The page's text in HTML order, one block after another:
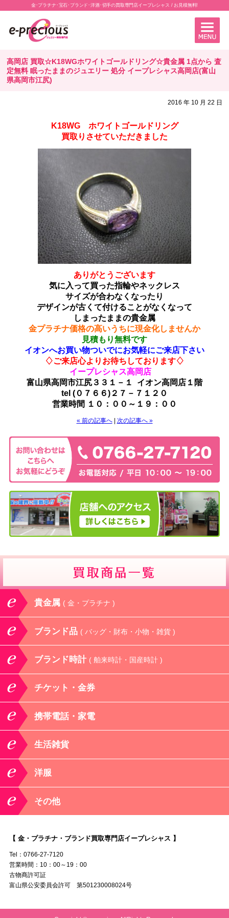
金･プラチナ･宝石･ブランド･洋酒･切手の買取専門店イープレシャス / お見積無料!
高岡店 買取☆K18WGホワイトゴールドリング☆貴金属 1点から 査
定無料 眠ったままのジュエリー 処分 イープレシャス高岡店(富山
県高岡市江尻)
2016 年 10 月 22 日
K18WG ホワイトゴールドリング
買取りさせていただきました
ありがとうございます
気に入って買った指輪やネックレス
サイズが合わなくなったり
デザインが古くて付けることがなくなって
しまったままの貴金属
金プラチナ価格の高いうちに現金化しませんか
見積もり無料です
イオンへお買い物ついでにお気軽にご来店下さい
♢ご来店心よりお待ちしております♢
イープレシャス高岡店
富山県高岡市江尻３３１－１ イオン高岡店１階
tel (０７６６)２７－７１２０
営業時間 １０：００～１９：００
« 前の記事へ| 次の記事へ »
貴金属 ( 金・プラチナ )
ブランド品 ( バッグ・財布・小物・雑貨 )
ブランド時計 ( 舶来時計・国産時計 )
チケット・金券
携帯電話・家電
生活雑貨
洋服
その他
【 金・プラチナ・ブランド買取専門店イープレシャス 】
Tel：0766-27-7120
営業時間：10：00～19：00
古物商許可証
富山県公安委員会許可 第501230008024号